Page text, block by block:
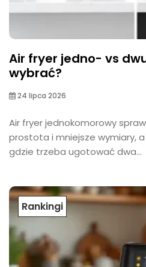
Air fryer jedno- vs
wybrać?
24 lipca 2026
Air fryer jednokomorowy
prostota i mniejsze wymiary,
gdzie trzeba ugotować dwa...
Rankingi